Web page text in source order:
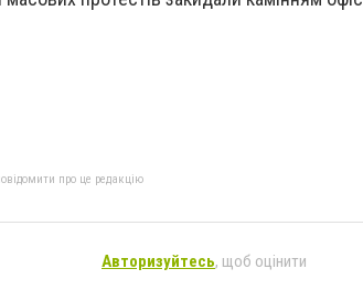
про це редакцію
Авторизуйтесь, щоб оцінити